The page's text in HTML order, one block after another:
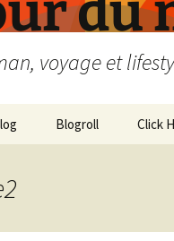
voyage et
Blogroll Click